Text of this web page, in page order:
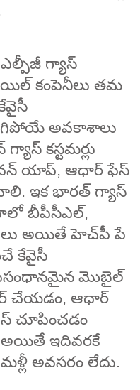
గ్యాస్
కంపెనీలు తమ
అవకాశాలు
కస్టమర్లు
యాప్, ఆధార్ ఫేస్
ఇక భారత్ గ్యాస్
బీపీసీఎల్,
అయితే హెచ్‌పీ పే
కేవైసీ
మొబైల్
చేయడం, ఆధార్
చూపించడం
అయితే ఇదివరకే
అవసరం లేదు.